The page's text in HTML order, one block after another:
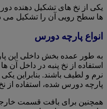
یکی از نخ های تشکیل دهنده
ها سطح رویی آن را تشکیل می
انواع پارچه دورس
به طور عمده بخش داخلی این
استفاده از نخ پنبه در داخل
نرم و لطیف باشند. بنابراین
پارچه دورس شده، استفاده از
همچنین برای بافت قسمت